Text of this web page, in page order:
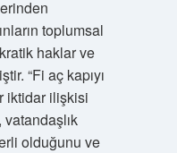
toplumsal
haklar ve
“Fi aç kapıyı
iktidar ilişkisi
olduğunu ve